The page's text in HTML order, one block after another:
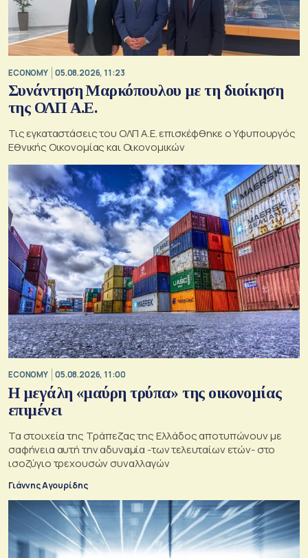
ECONOMY 05.08.2026, 11:23
Συνάντηση Μαρκόπουλου με τη διοίκηση
της ΟΛΠ Α.Ε.
Τις εγκαταστάσεις του ΟΛΠ Α.Ε. επισκέφθηκε ο Υφυπουργός
Εθνικής Οικονομίας και Οικονομικών
ECONOMY 05.08.2026, 11:00
Η μεγάλη «μαύρη τρύπα» της οικονομίας
επιμένει
Τα στοιχεία της Τράπεζας της Ελλάδος αποτυπώνουν με
σαφήνεια αυτή την αδυναμία -των τελευταίων ετών- στο
ισοζύγιο τρεχουσών συναλλαγών
Γιάννης Αγουρίδης